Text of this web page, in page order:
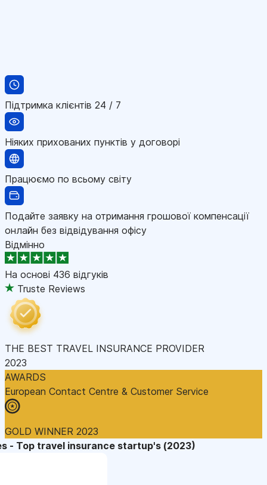
Підтримка клієнтів 24 / 7
Ніяких прихованих пунктів у договорі
Працюємо по всьому світу
Подайте заявку на отримання грошової компенсації
онлайн без відвідування офісу
Відмінно
На основі 436 відгуків
Truste Reviews
THE BEST TRAVEL INSURANCE PROVIDER
2023
AWARDS
European Contact Centre & Customer Service
GOLD WINNER 2023
- Top travel insurance startup's (2023)